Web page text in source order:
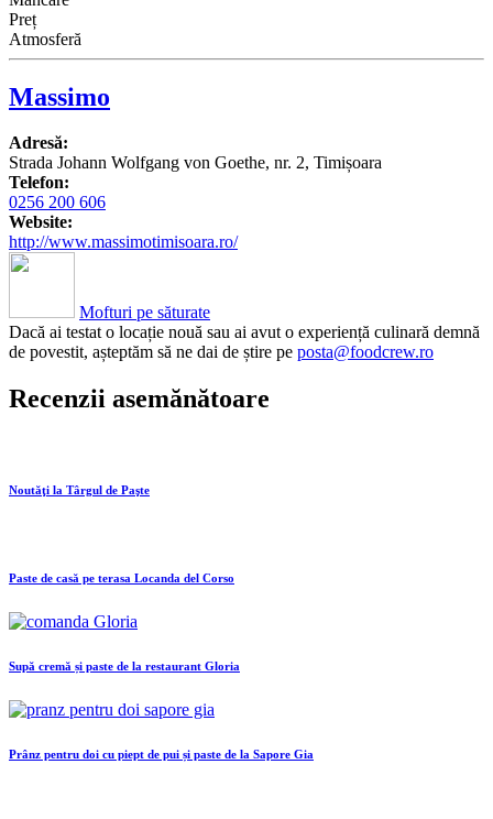
Preț
Atmosferă
Massimo
Adresă:
Strada Johann Wolfgang von Goethe, nr. 2, Timișoara
Telefon:
0256 200 606
Website:
http://www.massimotimisoara.ro/
Mofturi pe săturate
Dacă ai testat o locație nouă sau ai avut o experiență culinară demnă
de povestit, așteptăm să ne dai de știre pe posta@foodcrew.ro
Recenzii asemănătoare
Noutăţi la Târgul de Paşte
Paste de casă pe terasa Locanda del Corso
Supă cremă și paste de la restaurant Gloria
Prânz pentru doi cu piept de pui și paste de la Sapore Gia